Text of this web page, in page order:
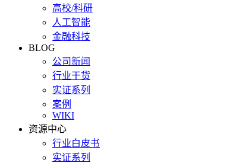
高校/科研
人工智能
金融科技
BLOG
公司新闻
行业干货
实证系列
案例
WIKI
资源中心
行业白皮书
实证系列